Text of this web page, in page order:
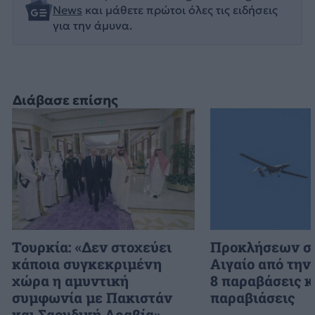
Διάβασε επίσης
Τουρκία: «Δεν στοχεύει
κάποια συγκεκριμένη
χώρα η αμυντική
συμφωνία με Πακιστάν
Προκλήσεων
Αιγαίο από
8 παραβάσεις
παραβιάσεις
News και μάθετε πρώτοι όλες τις ειδήσεις
για την άμυνα.